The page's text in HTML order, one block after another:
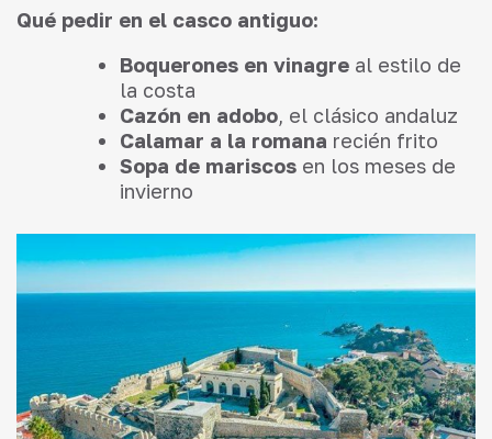
Qué pedir en el casco antiguo:
Boquerones en vinagre al estilo de
la costa
Cazón en adobo, el clásico andaluz
Calamar a la romana recién frito
Sopa de mariscos en los meses de
invierno